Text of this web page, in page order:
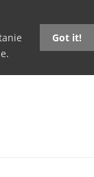
Got it!